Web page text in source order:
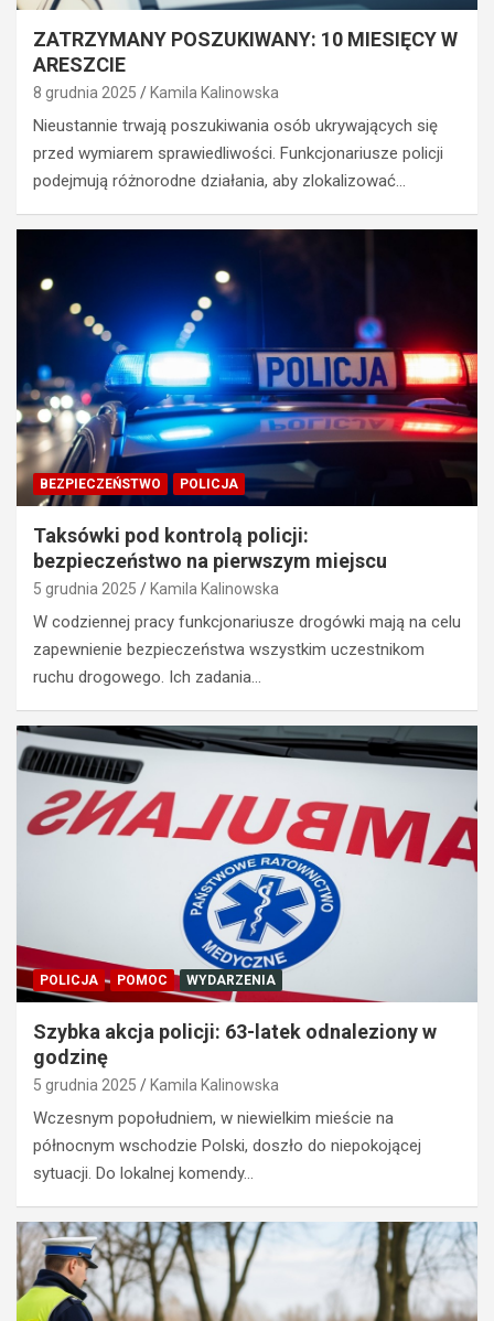
ZATRZYMANY POSZUKIWANY: 10 MIESIĘCY W
ARESZCIE
8 grudnia 2025 Kamila Kalinowska
Nieustannie trwają poszukiwania osób ukrywających się
przed wymiarem sprawiedliwości. Funkcjonariusze policji
podejmują różnorodne działania, aby zlokalizować…
BEZPIECZEŃSTWO POLICJA
Taksówki pod kontrolą policji:
bezpieczeństwo na pierwszym miejscu
5 grudnia 2025 Kamila Kalinowska
W codziennej pracy funkcjonariusze drogówki mają na celu
zapewnienie bezpieczeństwa wszystkim uczestnikom
ruchu drogowego. Ich zadania…
POLICJA POMOC WYDARZENIA
Szybka akcja policji: 63-latek odnaleziony w
godzinę
5 grudnia 2025 Kamila Kalinowska
Wczesnym popołudniem, w niewielkim mieście na
północnym wschodzie Polski, doszło do niepokojącej
sytuacji. Do lokalnej komendy…